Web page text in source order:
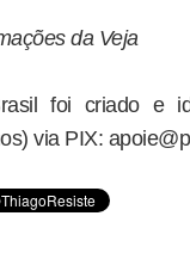
da Veja
foi criado e
via PIX: